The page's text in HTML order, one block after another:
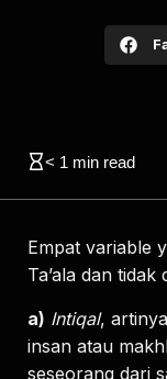
< 1 min read
Empat variable
Ta’ala dan tidak
a) Intiqal,
insan atau
seseorang dari